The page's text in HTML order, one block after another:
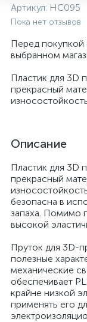
Артикул: HC095
Пока нет отзывов
Перед покупкой
выбранном
Пластик для 3D
прекрасный
Описание
Пластик для 3D
прекрасный
безопасна в
запаха. Помимо
высокой
Пруток для 3D-
полезные
механические
обеспечивает
крайне низкой
применять его